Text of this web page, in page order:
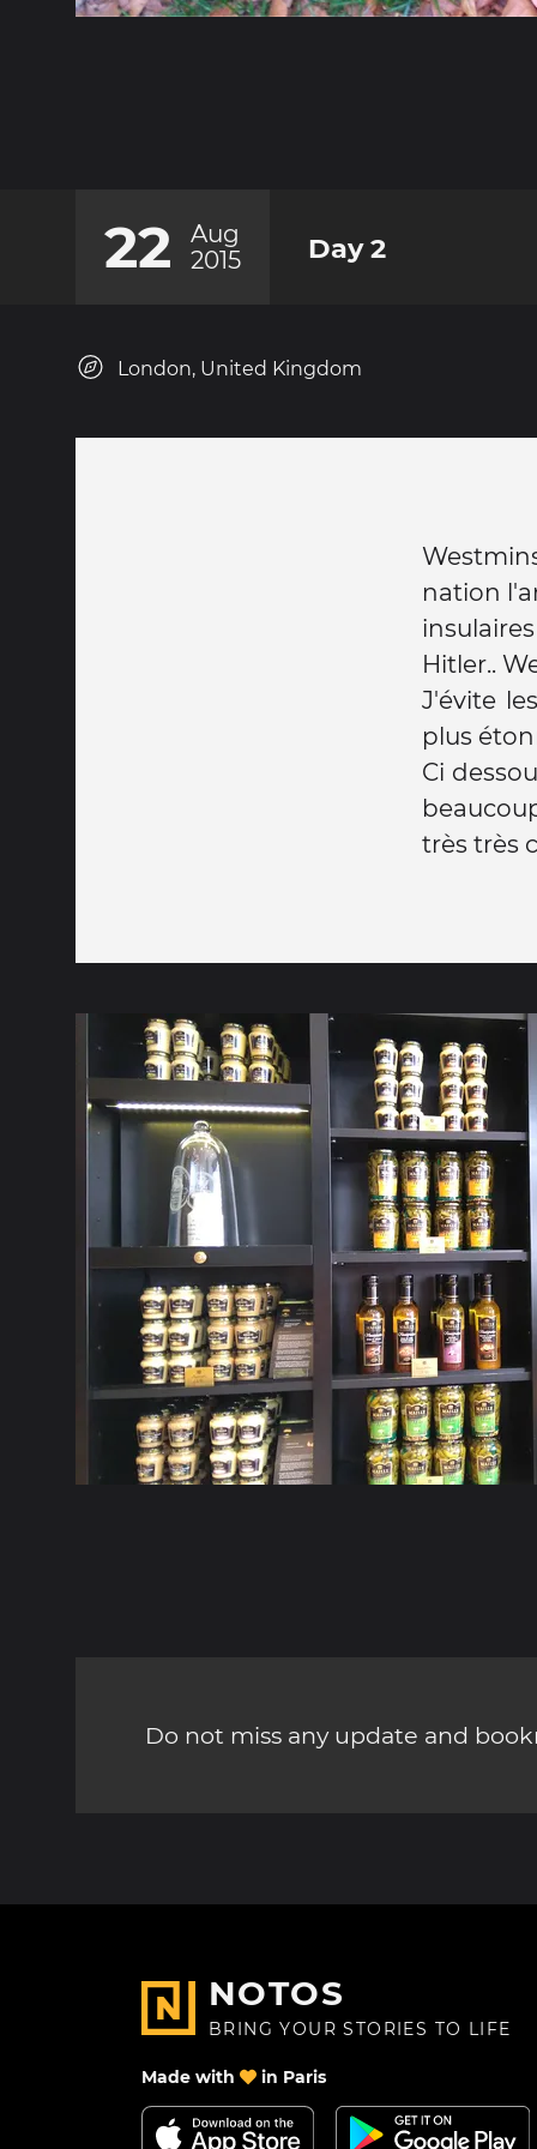
22
Aug
2015
Day 2
London, United Kingdom
nation
Hitler..
J'évite
plus
Ci
très très
Do not miss any update and
NOTOS
BRING YOUR STORIES TO LIFE
Made with in Paris